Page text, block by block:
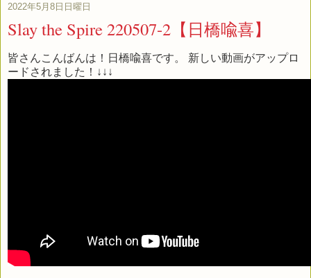
2022年5月8日日曜日
Slay the Spire 220507-2【日橋喩喜】
皆さんこんばんは！日橋喩喜です。 新しい動画がアップロ
ードされました！↓↓↓